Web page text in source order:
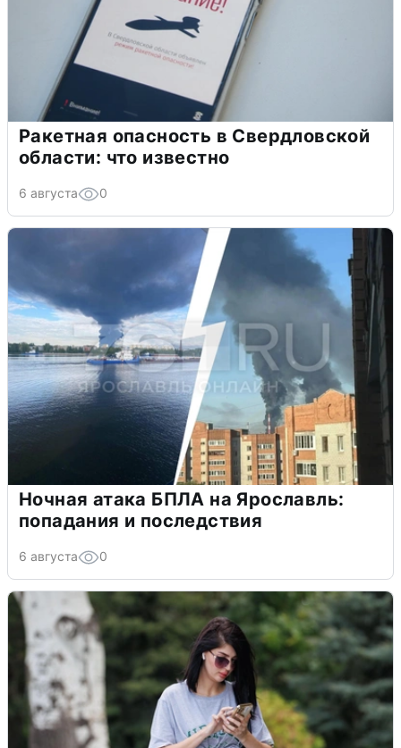
Ракетная опасность в Свердловской
области: что известно
6 августа 0
Ночная атака БПЛА на Ярославль:
попадания и последствия
6 августа 0